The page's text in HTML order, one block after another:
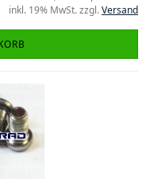
inkl. 19% MwSt. zzgl.Versand